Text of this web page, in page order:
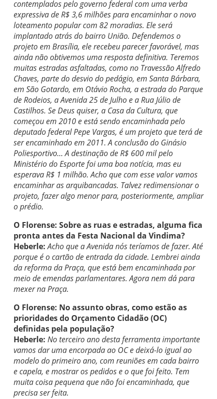
contemplados pelo governo federal com uma verba
expressiva de R$ 3,6 milhões para encaminhar o novo
loteamento popular com 82 moradias. Ele será
implantado atrás do bairro União. Defendemos o
projeto em Brasília, ele recebeu parecer favorável, mas
ainda não obtivemos uma resposta definitiva. Teremos
muitas estradas asfaltadas, como no Travessão Alfredo
Chaves, parte do desvio do pedágio, em Santa Bárbara,
em São Gotardo, em Otávio Rocha, a estrada do Parque
de Rodeios, a Avenida 25 de Julho e a Rua Júlio de
Castilhos. Se Deus quiser, a Casa da Cultura, que
começou em 2010 e está sendo encaminhada pelo
deputado federal Pepe Vargas, é um projeto que terá de
ser encaminhado em 2011. A conclusão do Ginásio
Poliesportivo… A destinação de R$ 600 mil pelo
Ministério do Esporte foi uma boa notícia, mas eu
esperava R$ 1 milhão. Acho que com esse valor vamos
encaminhar as arquibancadas. Talvez redimensionar o
projeto, fazer algo menor para, posteriormente, ampliar
o prédio.
O Florense: Sobre as ruas e estradas, alguma fica
pronta antes da Festa Nacional da Vindima?
Heberle: Acho que a Avenida nós teríamos de fazer. Até
porque é o cartão de entrada da cidade. Lembrei ainda
da reforma da Praça, que está bem encaminhada por
meio de emendas parlamentares. Agora nem dá para
mexer na Praça.
O Florense: No assunto obras, como estão as
prioridades do Orçamento Cidadão (OC)
definidas pela população?
Heberle: No terceiro ano desta ferramenta importante
vamos dar uma encorpada ao OC e deixá-lo igual ao
modelo do primeiro ano, com reuniões em cada bairro
e capela, e mostrar os pedidos e o que foi feito. Tem
muita coisa pequena que não foi encaminhada, que
precisa ser feita.